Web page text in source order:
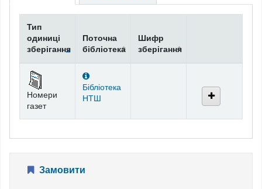
Фонди
Тип
одиниці
зберігання
Поточна
бібліотека
Шифр
зберігання
Номери
газет
Бібліотека
НТШ
Замовити